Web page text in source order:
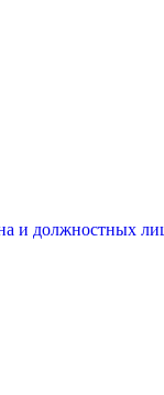
и должностных